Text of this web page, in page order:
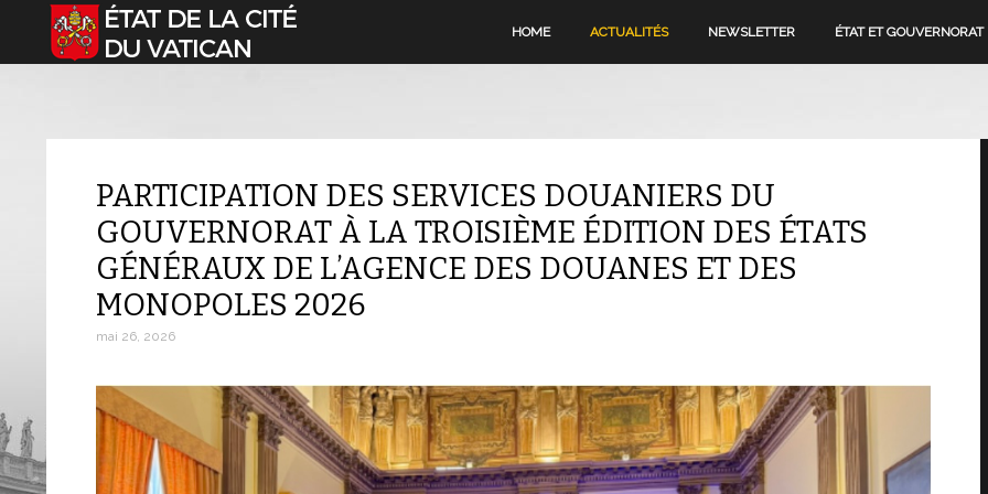
Sélectionnez votre langue HOME ACTUALITÉS NEWSLETTER ÉTAT ET GOUVERNORAT
PARTICIPATION DES SERVICES DOUANIERS DU
GOUVERNORAT À LA TROISIÈME ÉDITION DES ÉTATS
GÉNÉRAUX DE L’AGENCE DES DOUANES ET DES
MONOPOLES 2026
mai 26, 2026